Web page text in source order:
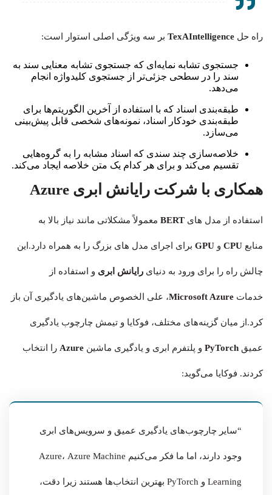
راه حل بر سه ویژگی اصلی استوار است:
جستجوی تشابه نمایه‌ای که جستجوی تشابه معنایی سند به
سند را در سطحی جزئی‌تر از جستجوی کلیدواژه انجام
می‌دهد.
طبقه‌بندی اسناد که با استفاده از آخرین الگوریتم‌ها برای
طبقه‌بندی خودکار اسناد، نمونه‌های شخصی قابل پیش‌بینی
می‌سازد.
خلاصه‌سازی چند سندی که اسناد مشابه را به گروه‌هایی
تقسیم می‌کند و برای هر کدام یک متن خلاصه ایجاد می‌کند.
همکاری با شرکت رایانش ابری Azure
استفاده از مدل های BERT معمولاً مشکلاتی مانند نیاز بالا به
منابع CPU و GPU برای اجرای مدل های بزرگ را به همراه دارد.این
چالش راه را برای ورود به دنیای رایانش ابری و استفاده از
خدمات Microsoft Azure، علی الخصوص ماشین‌های یادگیری آن باز
کرد.از میان گزینه‌های مختلف، فوکایا و تیمش چارچوب یادگیری
عمیق PyTorch و پلتفرم ابری و یادگیری ماشین را انتخاب
کردند. فوکایا می‌گوید:
“سایر چارچوب‌های یادگیری عمیق و سرویس‌های ابری
وجود دارند، اما ما فکر می‌کنیم Azure، Azure Machine
Learning و PyTorch بهترین انتخاب‌ها هستند زیرا دقت،